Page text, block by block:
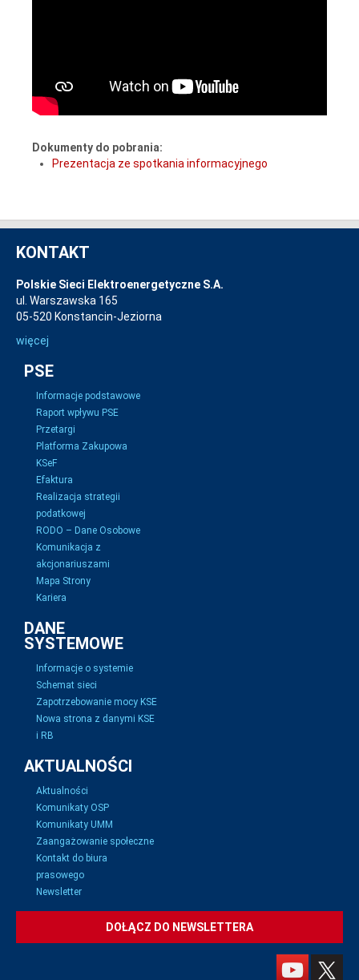
Dokumenty do pobrania:
Prezentacja ze spotkania informacyjnego
KONTAKT
Polskie Sieci Elektroenergetyczne S.A.
ul. Warszawska 165
05-520 Konstancin-Jeziorna
więcej
PSE
Informacje podstawowe
Raport wpływu PSE
Przetargi
Platforma Zakupowa
KSeF
Efaktura
Realizacja strategii
podatkowej
RODO – Dane Osobowe
Komunikacja z
akcjonariuszami
Mapa Strony
Kariera
DANE
SYSTEMOWE
Informacje o systemie
Schemat sieci
Zapotrzebowanie mocy KSE
Nowa strona z danymi KSE
i RB
AKTUALNOŚCI
Aktualności
Komunikaty OSP
Komunikaty UMM
Zaangażowanie społeczne
Kontakt do biura
prasowego
Newsletter
DOŁĄCZ DO NEWSLETTERA